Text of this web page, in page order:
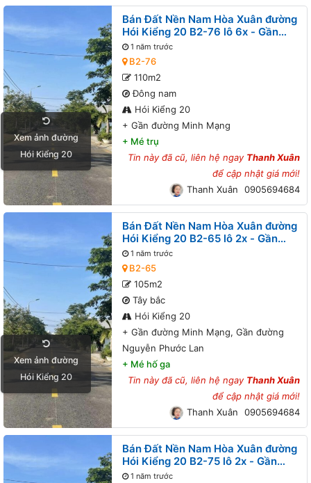
Xem ảnh đường
Hói Kiểng 20
Bán Đất Nền Nam Hòa Xuân đường
Hói Kiểng 20 B2-76 lô 6x - Gần
đường Minh Mạng
1 năm trước
B2-76
110m2
Đông nam
Hói Kiểng 20
+ Gần đường Minh Mạng
+ Mé trụ
Tin này đã cũ, liên hệ ngay Thanh Xuân
để cập nhật giá mới!
Thanh Xuân
0905694684
Xem ảnh đường
Hói Kiểng 20
Bán Đất Nền Nam Hòa Xuân đường
Hói Kiểng 20 B2-65 lô 2x - Gần
đường Minh Mạng, Gần đường
Nguyễn Phước Lan
1 năm trước
B2-65
105m2
Tây bắc
Hói Kiểng 20
+ Gần đường Minh Mạng, Gần đường
Nguyễn Phước Lan
+ Mé hố ga
Tin này đã cũ, liên hệ ngay Thanh Xuân
để cập nhật giá mới!
Thanh Xuân
0905694684
Bán Đất Nền Nam Hòa Xuân đường
Hói Kiểng 20 B2-75 lô 2x - Gần
đường Minh Mạng
1 năm trước